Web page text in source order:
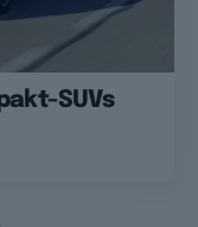
SUVs